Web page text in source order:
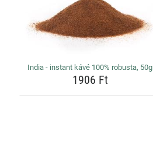
India - instant kávé 100% robusta, 50g
1906 Ft